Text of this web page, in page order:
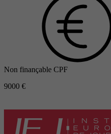
Non finançable CPF
9000 €